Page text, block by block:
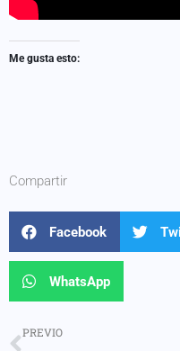
Me gusta esto:
Compartir
Facebook
WhatsApp
PREVIO